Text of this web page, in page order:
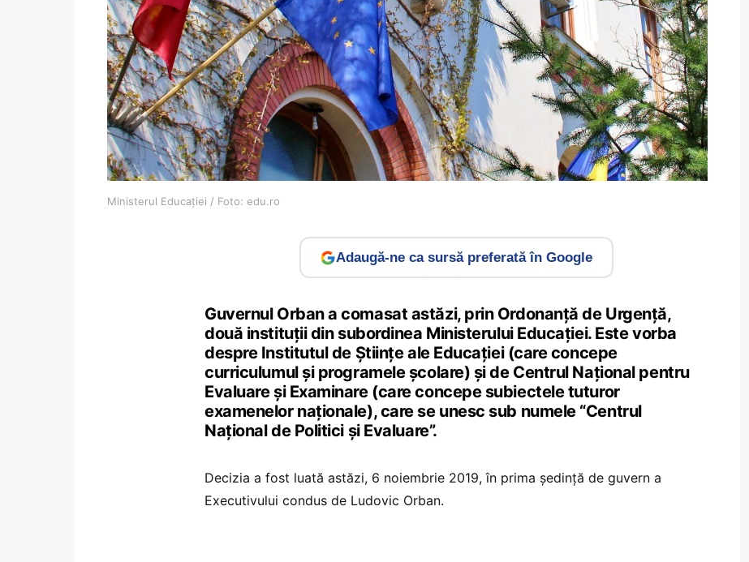
Ministerul Educației / Foto: edu.ro
Adaugă-ne ca sursă preferată în Google
Guvernul Orban a comasat astăzi, prin Ordonanță de Urgență,
două instituții din subordinea Ministerului Educației. Este vorba
despre Institutul de Științe ale Educației (care concepe
curriculumul și programele școlare) și de Centrul Național pentru
Evaluare și Examinare (care concepe subiectele tuturor
examenelor naționale), care se unesc sub numele “Centrul
Național de Politici și Evaluare”.
Decizia a fost luată astăzi, 6 noiembrie 2019, în prima ședință de guvern a
Executivului condus de Ludovic Orban.